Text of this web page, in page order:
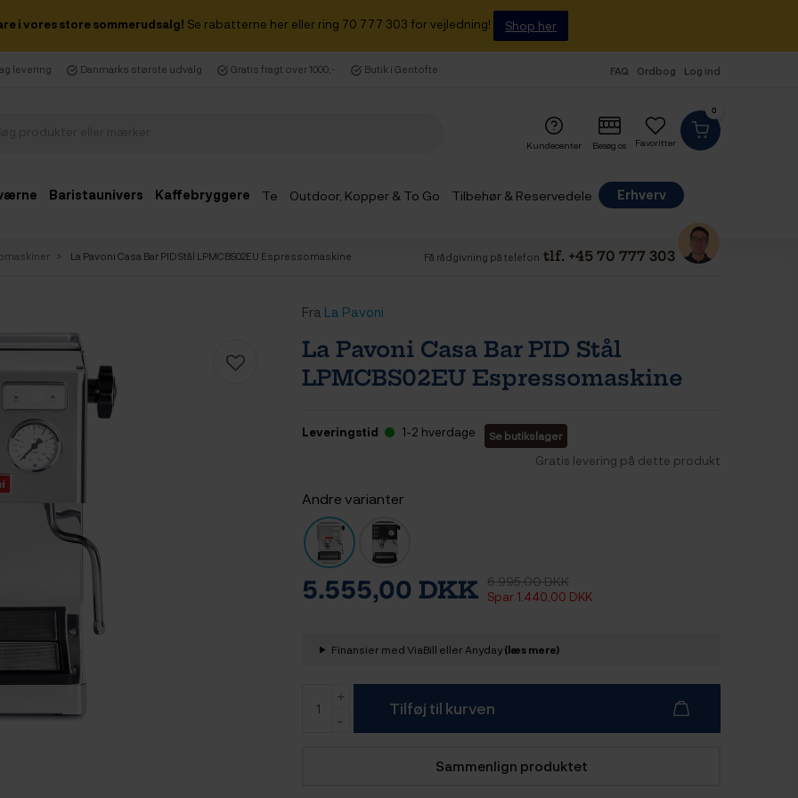
i vores store sommerudsalg! Se rabatterne her eller ring 70 777 303 for vejledning! Shop her
levering Danmarks største udvalg Gratis fragt over 1000,- Butik i Gentofte FAQ Ordbog Log ind
0
Favoritter
Kundecenter Besøg os
Baristaunivers Kaffebryggere Te Outdoor, Kopper & To Go Tilbehør & Reservedele
Erhverv
La Pavoni Casa Bar PID Stål LPMCBS02EU Espressomaskine Få rådgivning på telefon tlf. +45 70 777 303
Fra La Pavoni
La Pavoni Casa Bar PID Stål
LPMCBS02EU Espressomaskine
Leveringstid 1-2 hverdage Se butikslager
Gratis levering på dette produkt
Andre varianter
5.555,00 DKK 6.995,00 DKK
Spar 1.440,00 DKK
Finansier med ViaBill eller Anyday(læs mere)
Tilføj til kurven
Sammenlign produktet